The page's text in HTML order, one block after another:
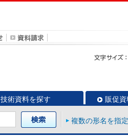
技術資料を探す 販促資
複数の形名を指